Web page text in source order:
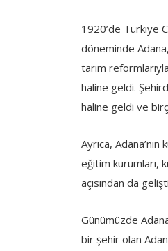
1920’de Türkiye
döneminde
tarım
haline geldi.
haline geldi ve
Ayrıca,
eğitim kurumları,
açısından da
Günümüzde
bir şehir olan